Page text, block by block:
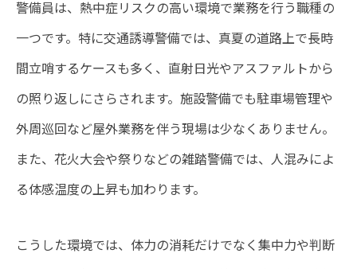
警備員は、熱中症リスクの高い環境で業務を行う職種の
一つです。特に交通誘導警備では、真夏の道路上で長時
間立哨するケースも多く、直射日光やアスファルトから
の照り返しにさらされます。施設警備でも駐車場管理や
外周巡回など屋外業務を伴う現場は少なくありません。
また、花火大会や祭りなどの雑踏警備では、人混みによ
る体感温度の上昇も加わります。
こうした環境では、体力の消耗だけでなく集中力や判断